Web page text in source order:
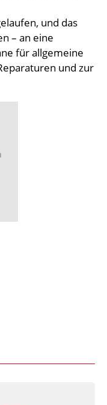
und das
– an eine
für allgemeine
und zur